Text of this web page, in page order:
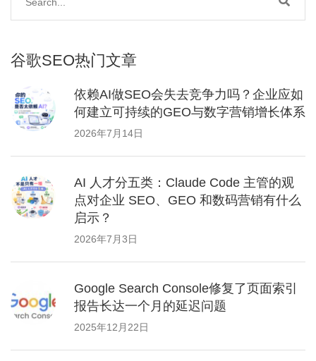
谷歌SEO热门文章
依赖AI做SEO会失去竞争力吗？企业应如
何建立可持续的GEO与数字营销增长体系
2026年7月14日
AI 人才分五类：Claude Code 主管的观
点对企业 SEO、GEO 和数码营销有什么
启示？
2026年7月3日
Google Search Console修复了页面索引
报告长达一个月的延迟问题
2025年12月22日